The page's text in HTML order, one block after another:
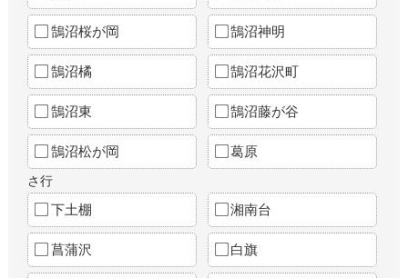
鵠沼桜が岡 鵠沼神明
鵠沼橘 鵠沼花沢町
鵠沼東 鵠沼藤が谷
鵠沼松が岡 葛原
さ行
下土棚 湘南台
菖蒲沢 白旗